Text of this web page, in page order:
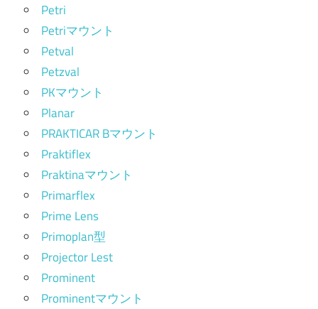
Petri
Petriマウント
Petval
Petzval
PKマウント
Planar
PRAKTICAR Bマウント
Praktiflex
Praktinaマウント
Primarflex
Prime Lens
Primoplan型
Projector Lest
Prominent
Prominentマウント